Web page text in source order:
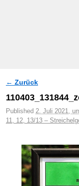
Bilder-Navigation
← Zurück
Published 2. Juli 2021,
11, 12, 13/13 –